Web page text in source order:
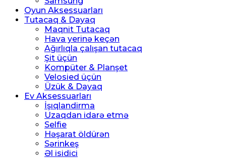
Oyun Aksessuarları
Tutacaq & Dayaq
Maqnit Tutacaq
Hava yerinə keçən
Ağırlıqla çalışan tutacaq
Şit üçün
Kompüter & Planşet
Velosied üçün
Üzük & Dayaq
Ev Aksessuarları
İşıqlandirma
Uzaqdan idarə etmə
Selfie
Həşarat öldürən
Sərinkeş
Əl isidici